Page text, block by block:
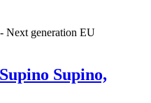
Supino Supino,